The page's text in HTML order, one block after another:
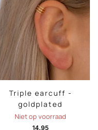
Triple earcuff -
goldplated
Niet op voorraad
14,95